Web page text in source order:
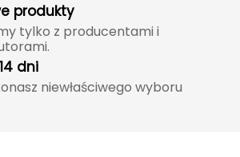
produkty
tylko z producentami i
dni
niewłaściwego wyboru